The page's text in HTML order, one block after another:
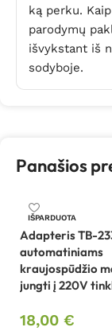
ką perku.
parodymų
išvykstant iš
sodyboje.
Panašios
IŠPARDUOTA
Adapteris TB-
automatiniams
kraujospūdžio
jungti į 220V
18,00 €